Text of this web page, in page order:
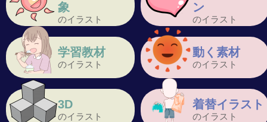
象
のイラスト
ン
のイラスト
学習教材
のイラスト
動く素材
のイラスト
3D
のイラスト
着替イラスト
のイラスト